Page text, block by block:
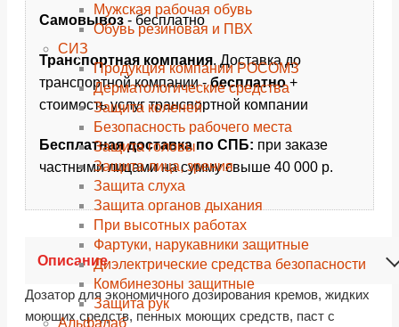
Мужская рабочая обувь
Обувь резиновая и ПВХ
СИЗ
Продукция компании РОСОМЗ
Дерматологические средства
Защита коленей
Безопасность рабочего места
Защита головы
Защита лица, зрения
Защита слуха
Защита органов дыхания
При высотных работах
Фартуки, нарукавники защитные
Диэлектрические средства безопасности
Комбинезоны защитные
Защита рук
Альфалаб
Самовывоз - бесплатно
Транспортная компания. Доставка до
транспортной компании -бесплатно+
стоимость услуг транспортной компании
Бесплатная доставка по СПБ: при заказе
частными лицами на сумму свыше 40 000 р.
Описание
Дозатор для экономичного дозирования кремов, жидких
моющих средств, пенных моющих средств, паст с